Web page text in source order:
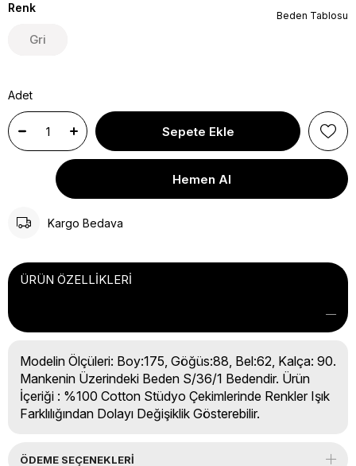
Renk
Gri
Beden Tablosu
Adet
Kargo Bedava
ÜRÜN ÖZELLIKLERI
Modelin Ölçüleri: Boy:175, Göğüs:88, Bel:62, Kalça: 90.
Mankenin Üzerindeki Beden S/36/1 Bedendir. Ürün
İçeriği : %100 Cotton Stüdyo Çekimlerinde Renkler Işık
Farklılığından Dolayı Değişiklik Gösterebilir.
ÖDEME SEÇENEKLERI